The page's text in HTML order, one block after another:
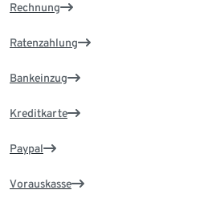
Rechnung
Ratenzahlung
Bankeinzug
Kreditkarte
Paypal
Vorauskasse